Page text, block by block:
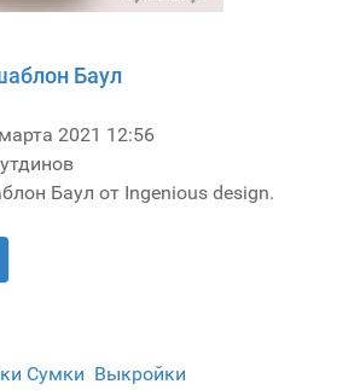
Баул
2021 12:56
Баул от Ingenious design.
Сумки Выкройки